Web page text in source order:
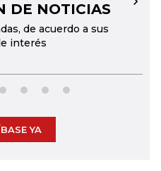
DE NOTICIAS
de acuerdo a sus
interés
→
YA